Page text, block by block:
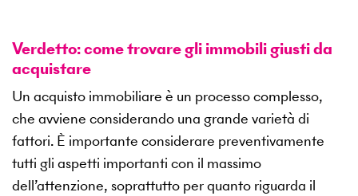
Verdetto: come trovare gli immobili giusti da
acquistare
Un acquisto immobiliare è un processo complesso,
che avviene considerando una grande varietà di
fattori. È importante considerare preventivamente
tutti gli aspetti importanti con il massimo
dell’attenzione, soprattutto per quanto riguarda il